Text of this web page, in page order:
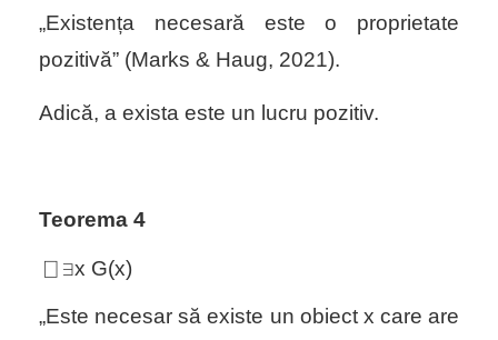
„Existența necesară este o proprietate
pozitivă” (Marks & Haug, 2021).
Adică, a exista este un lucru pozitiv.
Teorema 4
⎕ ∃x G(x)
„Este necesar să existe un obiect x care are